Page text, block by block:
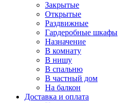
Закрытые
Открытые
Раздвижные
Гардеробные шкафы
Назначение
В комнату
В нишу
В спальню
В частный дом
На балкон
Доставка и оплата